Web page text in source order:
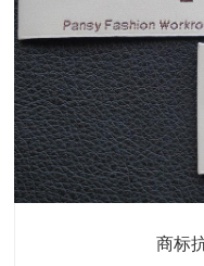
商标
织带
服